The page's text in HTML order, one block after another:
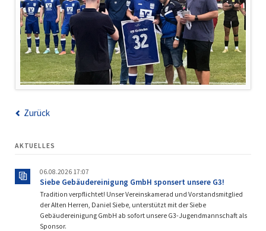
Zurück
AKTUELLES
06.08.2026 17:07
Siebe Gebäudereinigung GmbH sponsert unsere G3!
Tradition verpflichtet! Unser Vereinskamerad und Vorstandsmitglied
der Alten Herren, Daniel Siebe, unterstützt mit der Siebe
Gebäudereinigung GmbH ab sofort unsere G3-Jugendmannschaft als
Sponsor.